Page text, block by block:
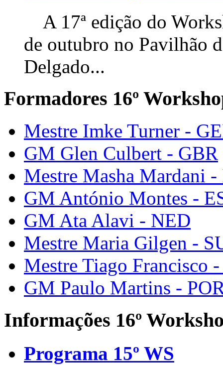
A 17ª edição do
de outubro no Pavilhão
Delgado...
Formadores 16º
Mestre Imke Turner -
GM Glen Culbert - GBR
Mestre Masha Mardani
GM António Montes -
GM Ata Alavi - NED
Mestre Maria Gilgen -
Mestre Tiago Francisco
GM Paulo Martins -
Informações 16º
Programa 15º WS